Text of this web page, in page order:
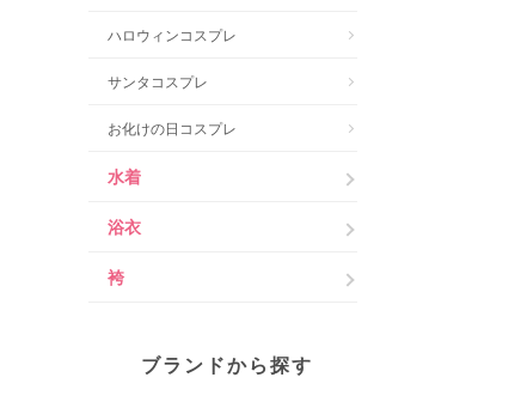
ハロウィンコスプレ
サンタコスプレ
お化けの日コスプレ
水着
浴衣
袴
ブランドから探す